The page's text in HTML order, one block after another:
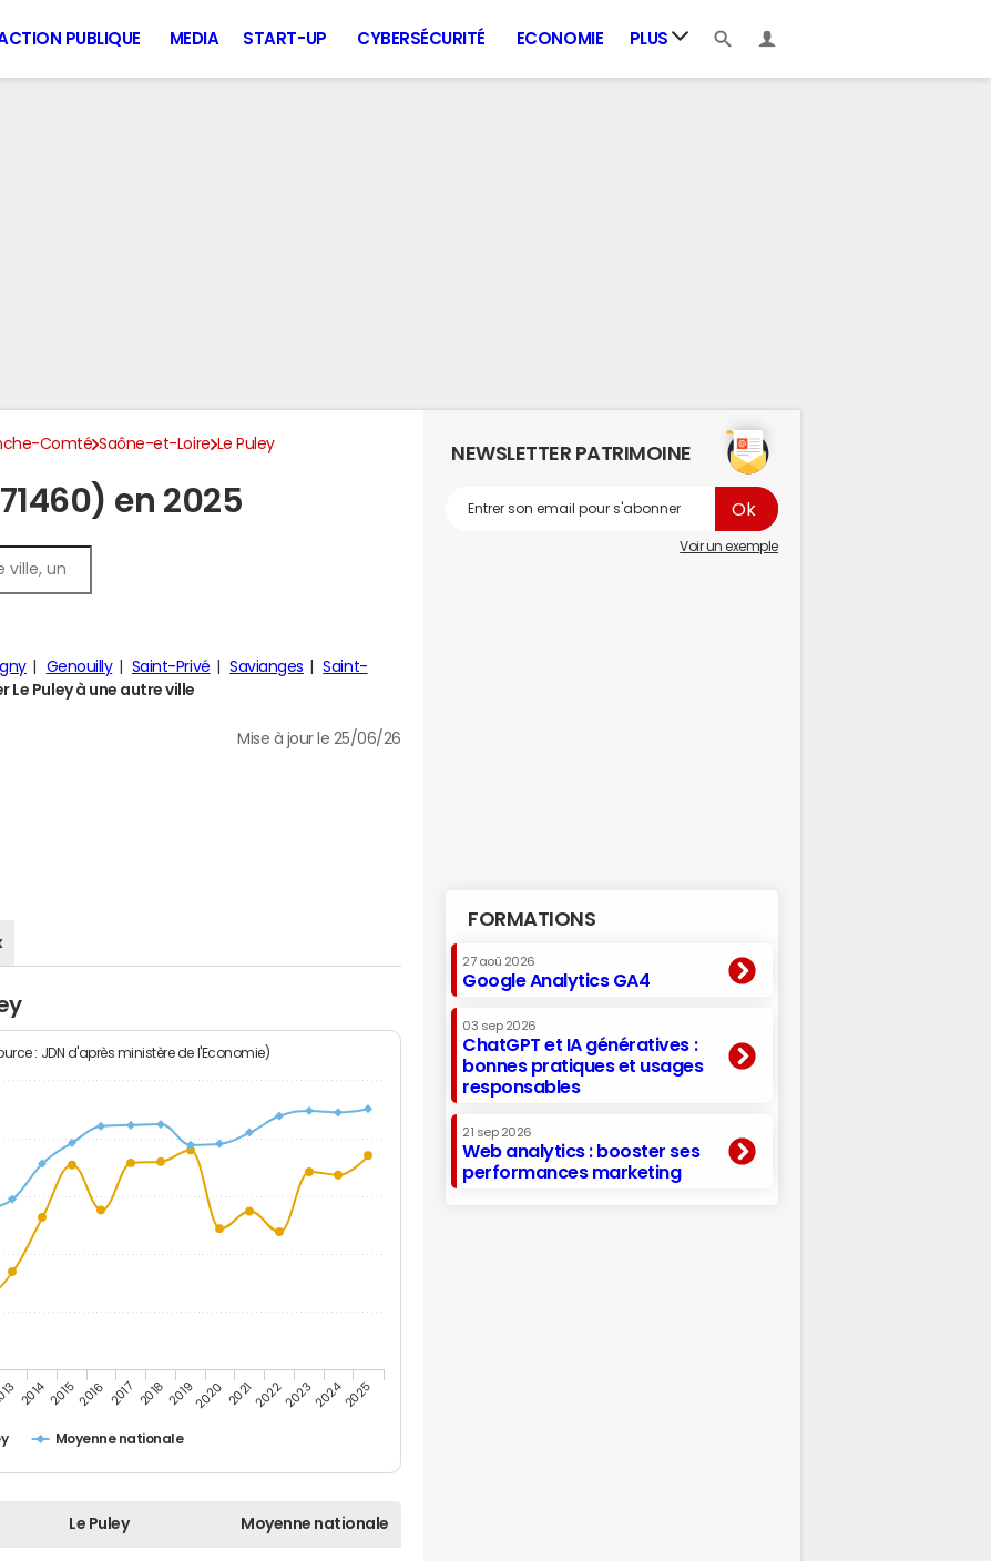
PUBLIQUE MEDIA START-UP CYBERSÉCURITÉ ECONOMIE PLUS
Comté Saône-et-Loire Le Puley
en 2025
Genouilly Saint-Privé Savianges
Saint-
Le Puley à une autre ville
Mise à jour le 25/06/26
: JDN d'après ministère de l'Economie)
Moyenne nationale
201420152016 2017 201820192020 20212022202320242025
Le Puley Moyenne nationale
NEWSLETTER PATRIMOINE
Voir un exemple
FORMATIONS
27 aoû 2026
Google Analytics GA4
03 sep 2026
ChatGPT et IA génératives :
bonnes pratiques et usages
responsables
21 sep 2026
Web analytics : booster ses
performances marketing